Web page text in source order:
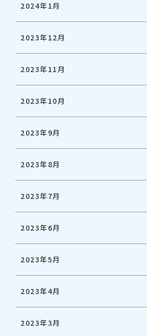
2024年1月
2023年12月
2023年11月
2023年10月
2023年9月
2023年8月
2023年7月
2023年6月
2023年5月
2023年4月
2023年3月